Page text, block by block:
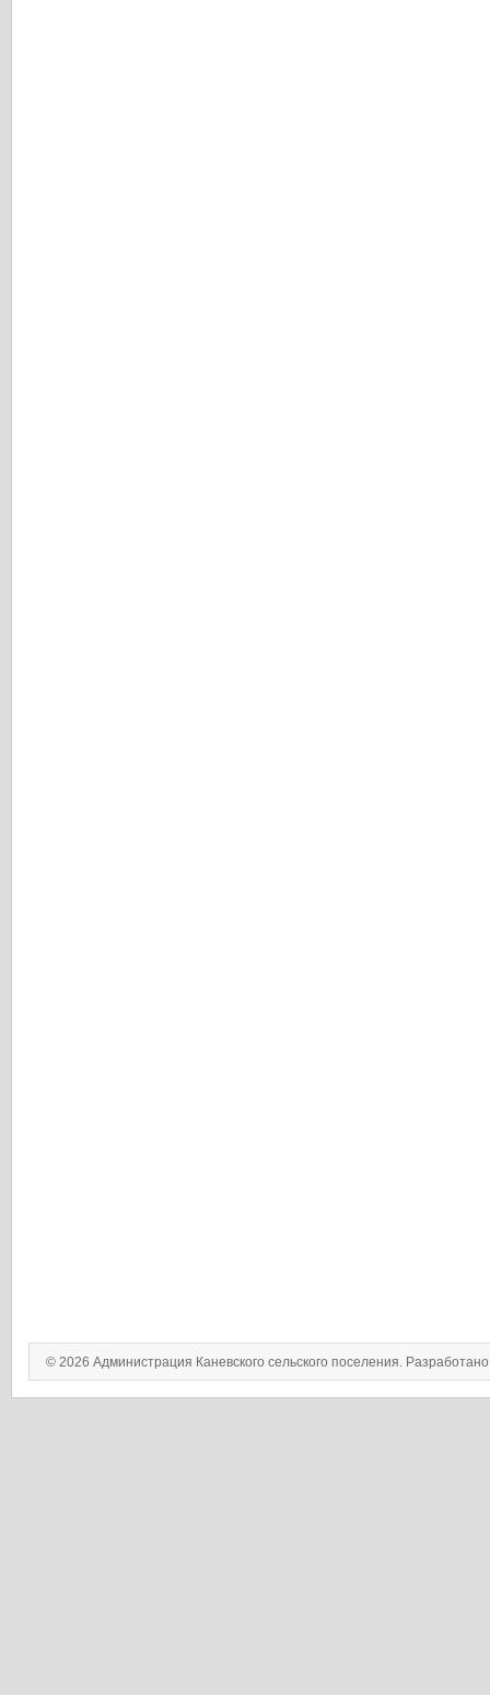
© 2026 Администрация Каневского сельского поселения.